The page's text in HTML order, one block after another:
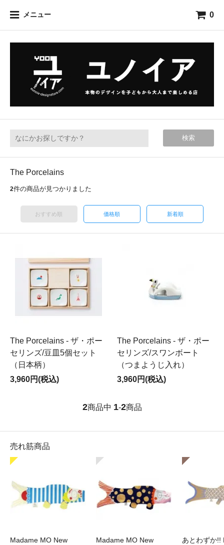
メニュー 0
検索
The Porcelains
2件の商品が見つかりました
おすすめ順 価格順 新着順
The Porcelains - ザ・ポー
セリンズ/豆皿5個セット
（日本柄）
3,960円(税込)
The Porcelains - ザ・ポー
セリンズ/スワンボート
（つまようじ入れ）
3,960円(税込)
2商品中 1-2商品
売れ筋商品
Madame MO New
Madame MO New
あとわずか!!